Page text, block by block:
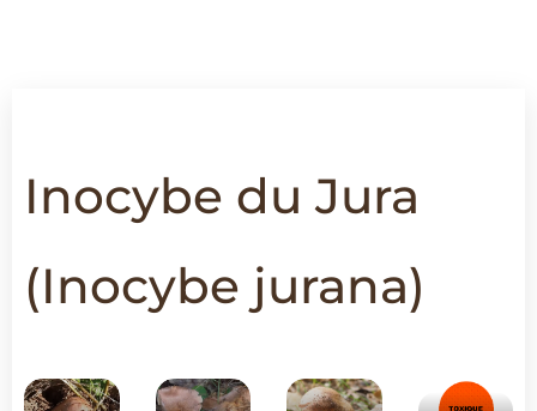
Inocybe du Jura
(Inocybe jurana)